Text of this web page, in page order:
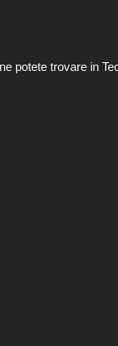
potete trovare in